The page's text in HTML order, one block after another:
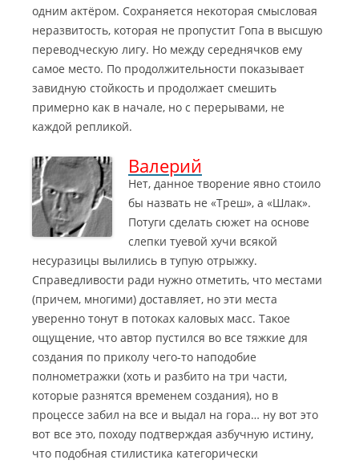
одним актёром. Сохраняется некоторая смысловая
неразвитость, которая не пропустит Гопа в высшую
переводческую лигу. Но между середнячков ему
самое место. По продолжительности показывает
завидную стойкость и продолжает смешить
примерно как в начале, но с перерывами, не
каждой репликой.
Валерий
Нет, данное творение явно стоило
бы назвать не «Треш», а «Шлак».
Потуги сделать сюжет на основе
слепки туевой хучи всякой
несуразицы вылились в тупую отрыжку.
Справедливости ради нужно отметить, что местами
(причем, многими) доставляет, но эти места
уверенно тонут в потоках каловых масс. Такое
ощущение, что автор пустился во все тяжкие для
создания по приколу чего-то наподобие
полнометражки (хоть и разбито на три части,
которые разнятся временем создания), но в
процессе забил на все и выдал на гора… ну вот это
вот все это, походу подтверждая азбучную истину,
что подобная стилистика категорически